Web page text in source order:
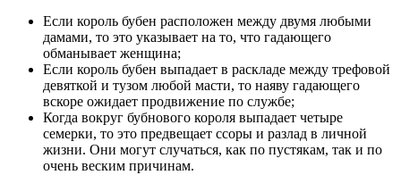
Если король бубен расположен между двумя любыми
дамами, то это указывает на то, что гадающего
обманывает женщина;
Если король бубен выпадает в раскладе между трефовой
девяткой и тузом любой масти, то наяву гадающего
вскоре ожидает продвижение по службе;
Когда вокруг бубнового короля выпадает четыре
семерки, то это предвещает ссоры и разлад в личной
жизни. Они могут случаться, как по пустякам, так и по
очень веским причинам.